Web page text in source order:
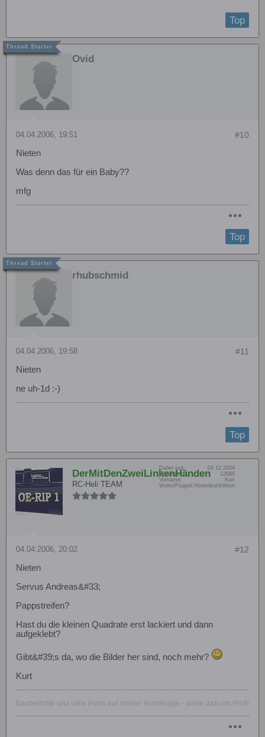
Top
Ovid
#10
04.04.2006, 19:51
Nieten
Was denn das für ein Baby??
mfg
Top
rhubschmid
#11
04.04.2006, 19:58
Nieten
ne uh-1d :-)
Top
DerMitDenZweiLinkenHänden
RC-Heli TEAM
Dabei seit:
09.12.2004
Beiträge:
12089
Vorname:
Kurt
Wohn/Flugort: Hinterbrühl/Wien
#12
04.04.2006, 20:02
Nieten
Servus Andreas&#33;
Pappstreifen?
Hast du die kleinen Quadrate erst lackiert und dann
aufgeklebt?
Gibt&#39;s da, wo die Bilder her sind, noch mehr?
Kurt
Bauberichte und viele Fotos auf meiner Homepage - siehe dazu im Profil